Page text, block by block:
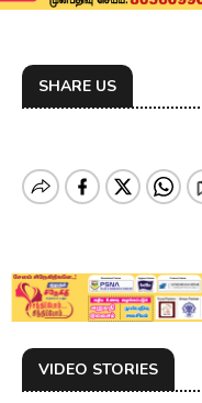
SHARE US
VIDEO STORIES